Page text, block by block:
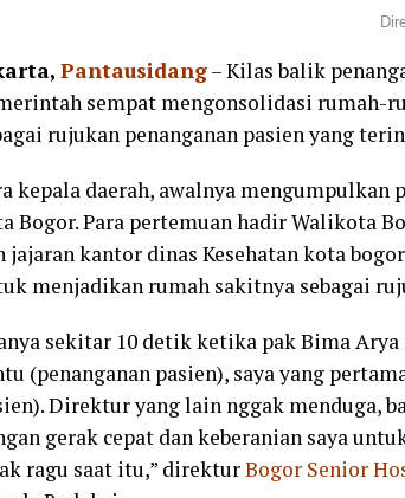
Pantausidang– Kilas balik
sempat mengonsolidasi rumah-
rujukan penanganan pasien yang
kepala daerah, awalnya
Bogor. Para pertemuan hadir Walikota
jajaran kantor dinas Kesehatan kota
menjadikan rumah sakitnya sebagai
sekitar 10 detik ketika pak Bima
(penanganan pasien), saya yang
Direktur yang lain nggak menduga,
gerak cepat dan keberanian saya
ragu saat itu,” direkturBogor Senior